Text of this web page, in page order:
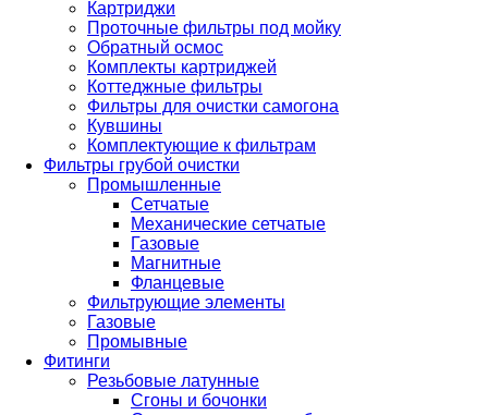
Картриджи
Проточные фильтры под мойку
Обратный осмос
Комплекты картриджей
Коттеджные фильтры
Фильтры для очистки самогона
Кувшины
Комплектующие к фильтрам
Фильтры грубой очистки
Промышленные
Сетчатые
Механические сетчатые
Газовые
Магнитные
Фланцевые
Фильтрующие элементы
Газовые
Промывные
Фитинги
Резьбовые латунные
Сгоны и бочонки